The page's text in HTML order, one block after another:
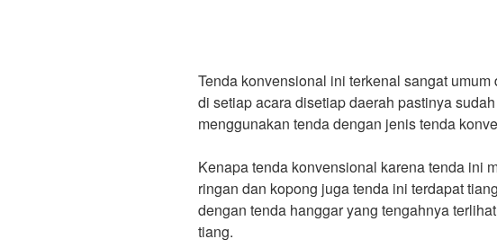
Tenda konvensional ini terkenal sangat
di setiap acara disetiap daerah pastinya
menggunakan tenda dengan jenis tenda
Kenapa tenda konvensional karena tenda ini
ringan dan kopong juga tenda ini terdapat
dengan tenda hanggar yang tengahnya
tiang.